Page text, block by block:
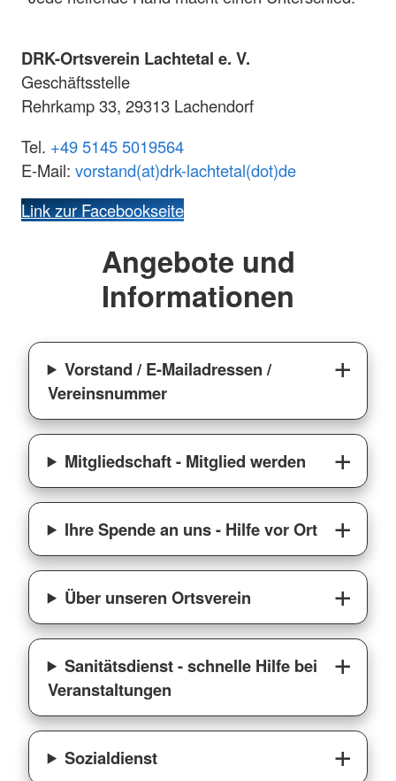
DRK-Ortsverein Lachtetal e. V.
Geschäftsstelle
Rehrkamp 33, 29313 Lachendorf
Tel. +49 5145 5019564
E-Mail: vorstand(at)drk-lachtetal(dot)de
Link zur Facebookseite
Angebote und
Informationen
Vorstand / E-Mailadressen /
Vereinsnummer
Mitgliedschaft - Mitglied werden
Ihre Spende an uns - Hilfe vor Ort
Über unseren Ortsverein
Sanitätsdienst - schnelle Hilfe bei
Veranstaltungen
Sozialdienst